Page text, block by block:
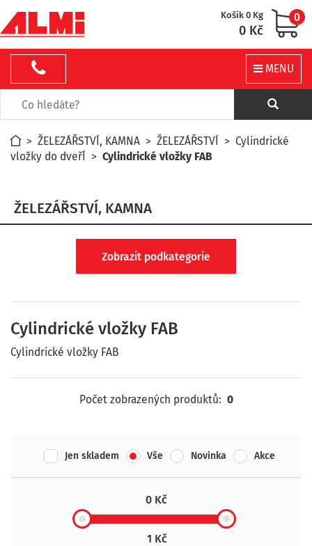
Košík 0 Kg
0 Kč
0
MENU
> ŽELEZÁŘSTVÍ, KAMNA > ŽELEZÁŘSTVÍ > Cylindrické
vložky do dveřÍ > Cylindrické vložky FAB
ŽELEZÁŘSTVÍ, KAMNA
Zobrazit podkategorie
Cylindrické vložky FAB
Cylindrické vložky FAB
Počet zobrazených produktů: 0
Jen skladem Vše Novinka Akce
0 Kč
1 Kč